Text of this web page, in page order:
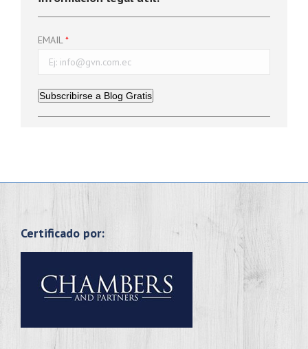
EMAIL
Subscribirse a Blog Gratis
Certificado por: